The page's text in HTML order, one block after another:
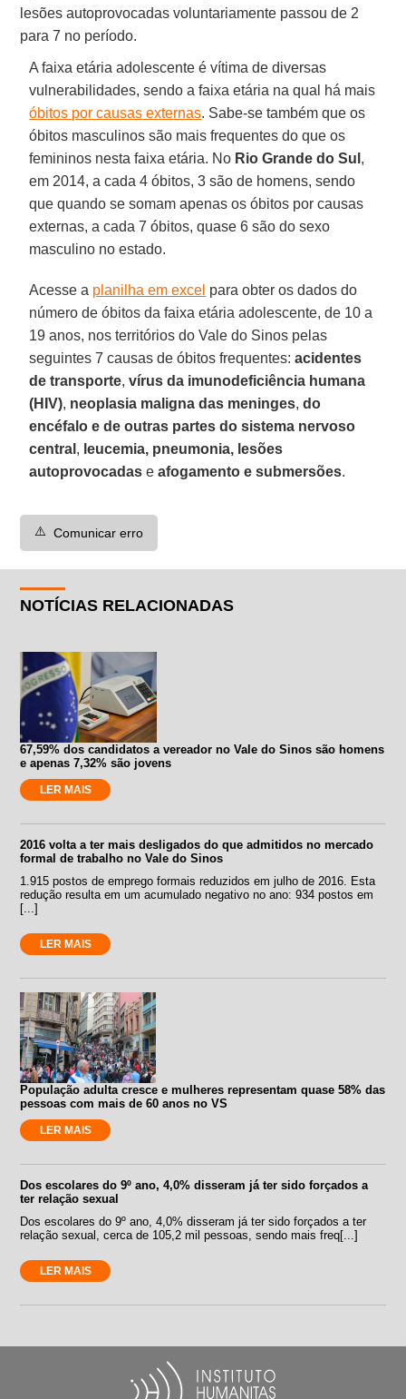
lesões autoprovocadas voluntariamente passou de 2
para 7 no período.
A faixa etária adolescente é vítima de diversas
vulnerabilidades, sendo a faixa etária na qual há mais
óbitos por causas externas. Sabe-se também que os
óbitos masculinos são mais frequentes do que os
femininos nesta faixa etária. No Rio Grande do Sul ,
em 2014, a cada 4 óbitos, 3 são de homens, sendo
que quando se somam apenas os óbitos por causas
externas, a cada 7 óbitos, quase 6 são do sexo
masculino no estado.
Acesse a planilha em excel para obter os dados do
número de óbitos da faixa etária adolescente, de 10 a
19 anos, nos territórios do Vale do Sinos pelas
seguintes 7 causas de óbitos frequentes:acidentes
de transporte,vírus da imunodeficiência humana
(HIV), neoplasia maligna das meninges,do
encéfalo e de outras partes do sistema nervoso
central , leucemia, pneumonia, lesões
autoprovocadas eafogamento e submersões.
⚠️ Comunicar erro
NOTÍCIAS RELACIONADAS
67,59% dos candidatos a vereador no Vale do Sinos são homens
e apenas 7,32% são jovens
LER MAIS
2016 volta a ter mais desligados do que admitidos no mercado
formal de trabalho no Vale do Sinos
1.915 postos de emprego formais reduzidos em julho de 2016. Esta
redução resulta em um acumulado negativo no ano: 934 postos em
[...]
LER MAIS
População adulta cresce e mulheres representam quase 58% das
pessoas com mais de 60 anos no VS
LER MAIS
Dos escolares do 9º ano, 4,0% disseram já ter sido forçados a
ter relação sexual
Dos escolares do 9º ano, 4,0% disseram já ter sido forçados a ter
relação sexual, cerca de 105,2 mil pessoas, sendo mais freq[...]
LER MAIS